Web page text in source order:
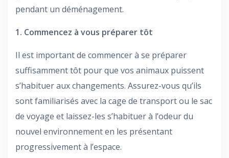
pendant un déménagement.
1. Commencez à vous préparer tôt
Il est important de commencer à se préparer
suffisamment tôt pour que vos animaux puissent
s’habituer aux changements. Assurez-vous qu’ils
sont familiarisés avec la cage de transport ou le sac
de voyage et laissez-les s’habituer à l’odeur du
nouvel environnement en les présentant
progressivement à l’espace.